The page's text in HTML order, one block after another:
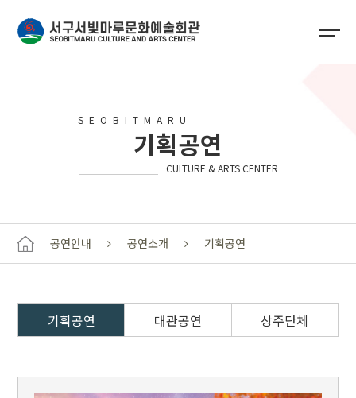
SEOBITMARU
기획공연
CULTURE & ARTS CENTER
공연안내 공연소개 기획공연
기획공연 대관공연 상주단체